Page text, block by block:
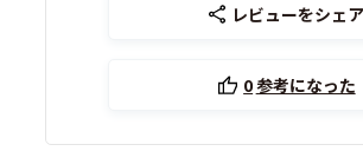
レビューをシェア
0参考になった